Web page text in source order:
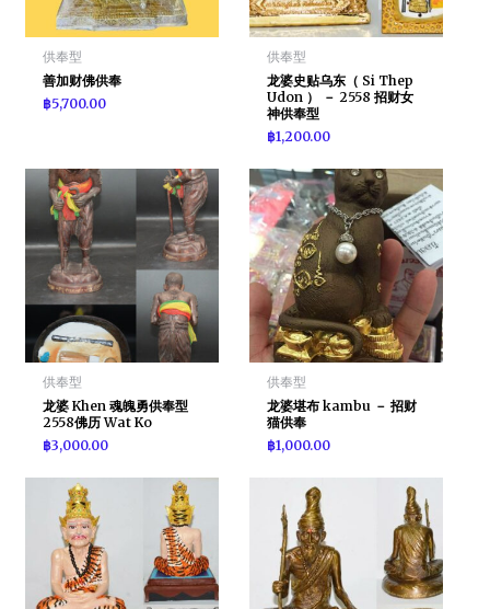
供奉型
善加财佛供奉
฿5,700.00
供奉型
龙婆史贴乌东（ Si Thep
Udon ） － 2558 招财女
神供奉型
฿1,200.00
供奉型
龙婆 Khen 魂魄勇供奉型
2558佛历 Wat Ko
฿3,000.00
供奉型
龙婆堪布 kambu － 招财
猫供奉
฿1,000.00